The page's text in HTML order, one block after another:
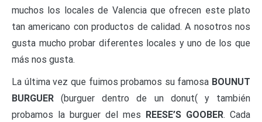
muchos los locales de Valencia que ofrecen este plato
tan americano con productos de calidad. A nosotros nos
gusta mucho probar diferentes locales y uno de los que
más nos gusta.
La última vez que fuimos probamos su famosa BOUNUT
BURGUER (burguer dentro de un donut( y también
probamos la burguer del mes REESE’S GOOBER. Cada